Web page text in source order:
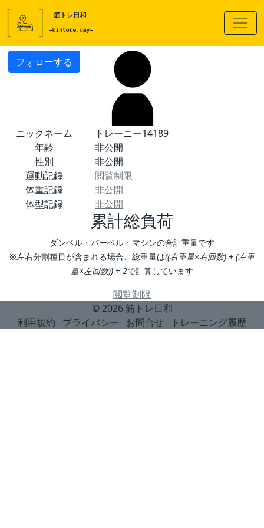
フォローする
ニックネーム
トレーニー14189
年齢
非公開
性別
非公開
運動記録
閲覧制限
体重記録
非公開
体型記録
非公開
累計総負荷
ダンベル・バーベル・マシンの合計重量です
※左右分割種目が含まれる場合、総重量は((右重量×右回数) + (左重
量×左回数)) ÷ 2で計算しています
閲覧制限
© 2026 筋トレ日和
利用規約
プライバシー お問合せ トレーニング履歴